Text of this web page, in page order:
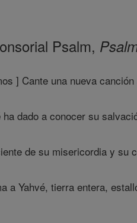
Psalm,
] Cante una nueva
ha dado a conocer su
de su misericordia y su
a Yahvé, tierra entera,